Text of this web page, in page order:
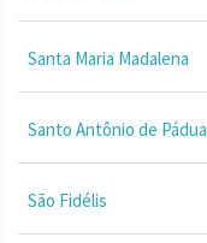
Santa Maria Madalena
Santo Antônio de Pádua
São Fidélis